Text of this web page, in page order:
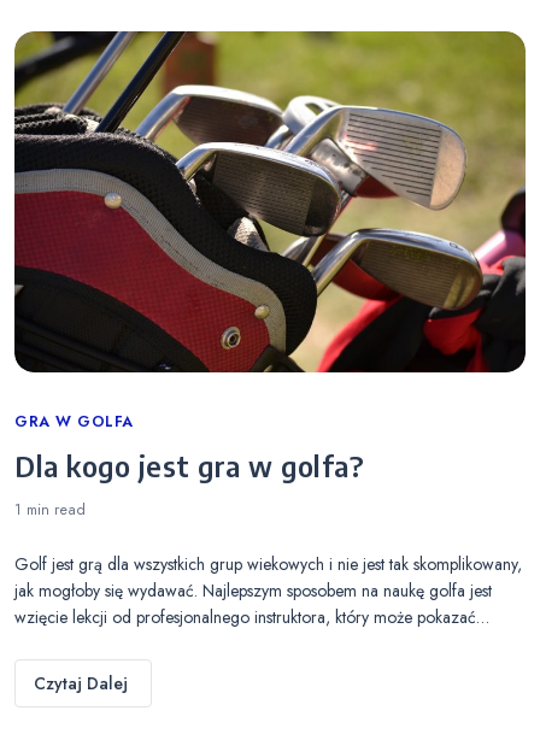
Categories
GRA W GOLFA
Dla kogo jest gra w golfa?
1 min read
Golf jest grą dla wszystkich grup wiekowych i nie jest tak skomplikowany,
jak mogłoby się wydawać. Najlepszym sposobem na naukę golfa jest
wzięcie lekcji od profesjonalnego instruktora, który może pokazać…
Czytaj Dalej